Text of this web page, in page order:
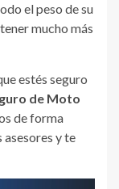
el peso de su
mucho más
estés seguro
de Moto
de forma
y te